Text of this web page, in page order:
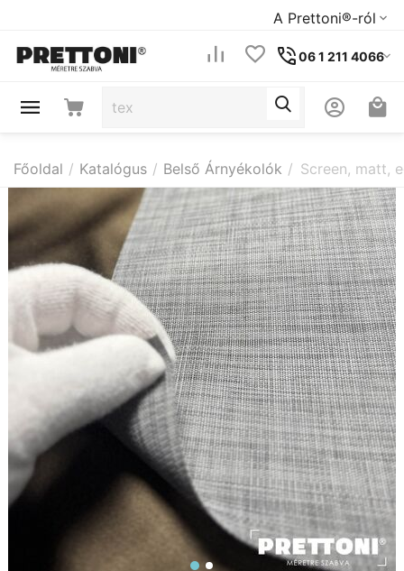
A Prettoni®-ról
06 1 211 4066
Főoldal / Katalógus / Belső Árnyékolók / Screen, matt,